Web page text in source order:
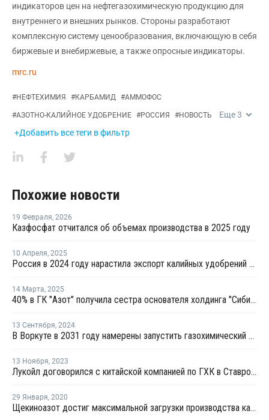
индикаторов цен на нефтегазохимическую продукцию для
внутреннего и внешних рынков. Стороны разработают
комплексную систему ценообразования, включающую в себя
биржевые и внебиржевые, а также опросные индикаторы.
mrc.ru
#НЕФТЕХИМИЯ #КАРБАМИД #АММОФОС
#АЗОТНО-КАЛИЙНОЕ УДОБРЕНИЕ #РОССИЯ #НОВОСТЬ Еще3
+Добавить все теги в фильтр
Похожие новости
19 Февраля, 2026
Казфосфат отчитался об объемах производства в 2025 году
10 Апреля, 2025
Россия в 2024 году нарастила экспорт калийных удобрений в ЮАР на 137%
14 Марта, 2025
40% в ГК "Азот" получила сестра основателя холдинга "Сибирский деловой союз"
13 Сентября, 2024
В Воркуте в 2031 году намерены запустить газохимический комплекс
13 Ноября, 2023
Лукойл договорился с китайской компанией по ГХК в Ставрополье
29 Января, 2020
Щекиноазот достиг максимальной загрузки производства капролактама